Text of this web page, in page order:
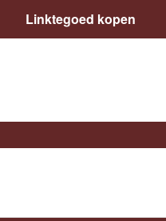
Linktegoed kopen